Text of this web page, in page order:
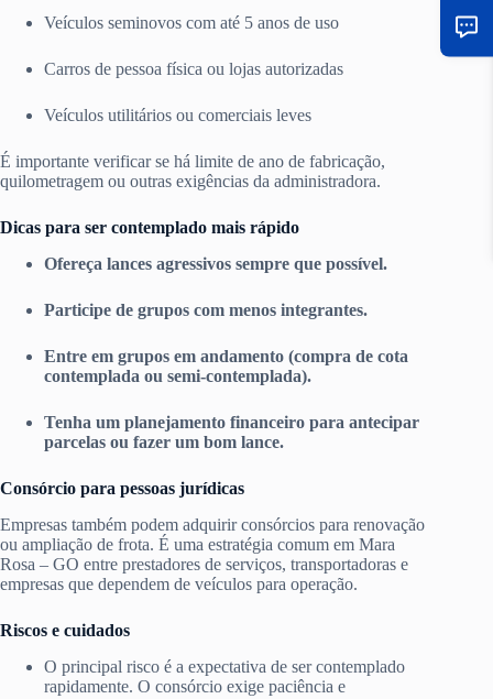
Veículos seminovos com até 5 anos de uso
Carros de pessoa física ou lojas autorizadas
Veículos utilitários ou comerciais leves
É importante verificar se há limite de ano de fabricação,
quilometragem ou outras exigências da administradora.
Dicas para ser contemplado mais rápido
Ofereça lances agressivos sempre que possível.
Participe de grupos com menos integrantes.
Entre em grupos em andamento (compra de cota
contemplada ou semi-contemplada).
Tenha um planejamento financeiro para antecipar
parcelas ou fazer um bom lance.
Consórcio para pessoas jurídicas
Empresas também podem adquirir consórcios para renovação
ou ampliação de frota. É uma estratégia comum em Mara
Rosa – GO entre prestadores de serviços, transportadoras e
empresas que dependem de veículos para operação.
Riscos e cuidados
O principal risco é a expectativa de ser contemplado
rapidamente. O consórcio exige paciência e